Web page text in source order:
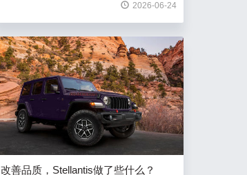
2026-06-24
改善品质，Stellantis做了些什么？